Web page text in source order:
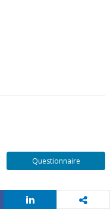
Questionnaire